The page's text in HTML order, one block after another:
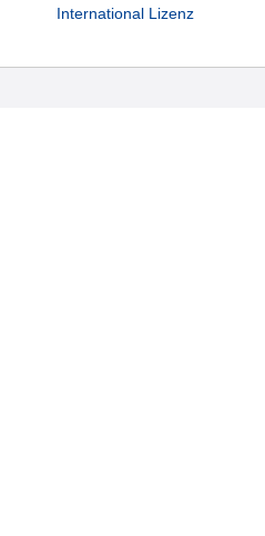
International Lizenz